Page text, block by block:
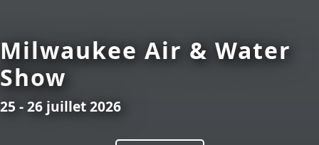
Milwaukee Air & Water
Show
25 - 26 juillet 2026